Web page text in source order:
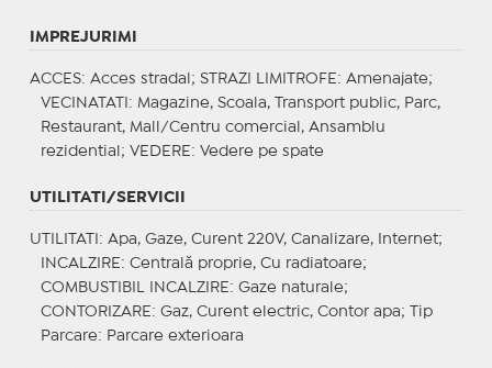
IMPREJURIMI
ACCES: Acces stradal; STRAZI LIMITROFE : Amenajate;
VECINATATI : Magazine, Scoala, Transport public, Parc,
Restaurant, Mall/Centru comercial, Ansamblu
rezidential; VEDERE : Vedere pe spate
UTILITATI/SERVICII
UTILITATI : Apa, Gaze, Curent 220V, Canalizare, Internet;
INCALZIRE : Centrală proprie, Cu radiatoare;
COMBUSTIBIL INCALZIRE : Gaze naturale;
CONTORIZARE : Gaz, Curent electric, Contor apa;
Tip
Parcare: Parcare exterioara